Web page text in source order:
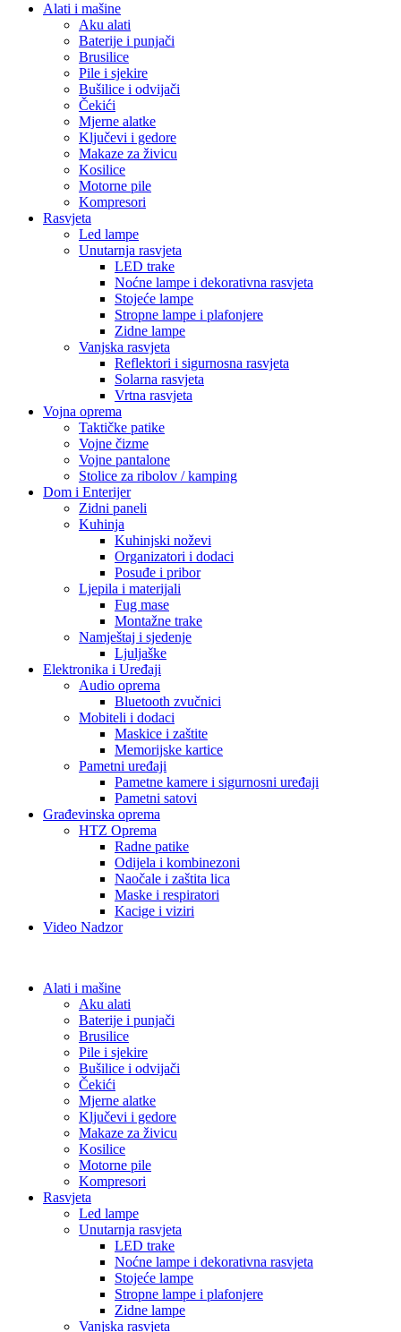
Alati i mašine
Aku alati
Baterije i punjači
Brusilice
Pile i sjekire
Bušilice i odvijači
Čekići
Mjerne alatke
Ključevi i gedore
Makaze za živicu
Kosilice
Motorne pile
Kompresori
Rasvjeta
Led lampe
Unutarnja rasvjeta
LED trake
Noćne lampe i dekorativna rasvjeta
Stojeće lampe
Stropne lampe i plafonjere
Zidne lampe
Vanjska rasvjeta
Reflektori i sigurnosna rasvjeta
Solarna rasvjeta
Vrtna rasvjeta
Vojna oprema
Taktičke patike
Vojne čizme
Vojne pantalone
Stolice za ribolov / kamping
Dom i Enterijer
Zidni paneli
Kuhinja
Kuhinjski noževi
Organizatori i dodaci
Posuđe i pribor
Ljepila i materijali
Fug mase
Montažne trake
Namještaj i sjedenje
Ljuljaške
Elektronika i Uređaji
Audio oprema
Bluetooth zvučnici
Mobiteli i dodaci
Maskice i zaštite
Memorijske kartice
Pametni uređaji
Pametne kamere i sigurnosni uređaji
Pametni satovi
Građevinska oprema
HTZ Oprema
Radne patike
Odijela i kombinezoni
Naočale i zaštita lica
Maske i respiratori
Kacige i viziri
Video Nadzor
Alati i mašine
Aku alati
Baterije i punjači
Brusilice
Pile i sjekire
Bušilice i odvijači
Čekići
Mjerne alatke
Ključevi i gedore
Makaze za živicu
Kosilice
Motorne pile
Kompresori
Rasvjeta
Led lampe
Unutarnja rasvjeta
LED trake
Noćne lampe i dekorativna rasvjeta
Stojeće lampe
Stropne lampe i plafonjere
Zidne lampe
Vanjska rasvjeta